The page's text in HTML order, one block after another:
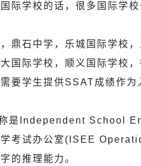
际学校的话，很多国际学
石中学，乐城国际学校，
国际学校，顺义国际学校
要学生提供SSAT成绩作为
是Independent School
考试办公室(ISEE
的推理能力。